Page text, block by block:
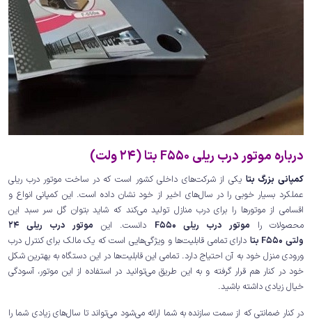
درباره موتور درب ریلی F550 بتا (24 ولت)
کمپانی بزرگ بتا یکی از شرکت‌های داخلی کشور است که در ساخت موتور درب ریلی
عملکرد بسیار خوبی را در سال‌های اخیر از خود نشان داده است. این کمپانی انواع و
اقسامی از موتورها را برای درب منازل تولید می‌کند که شاید بتوان گل سر سبد این
محصولات را موتور درب ریلی F550 دانست. این
موتور درب ریلی 24
ولتی F550 بتا
دارای تمامی قابلیت‌ها و ویژگی‌هایی است که یک مالک برای کنترل درب
ورودی منزل خود به آن احتیاج دارد. تمامی این قابلیت‌ها در این دستگاه به بهترین شکل
خود در کنار هم قرار گرفته و به این طریق می‌توانید در استفاده از این موتور، آسودگی
خیال زیادی داشته باشید.
در کنار ضمانتی که از سمت سازنده به شما ارائه می‌شود می‌تواند تا سال‌های زیادی شما را